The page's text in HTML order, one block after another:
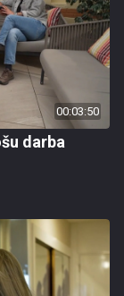
00:03:50
darba